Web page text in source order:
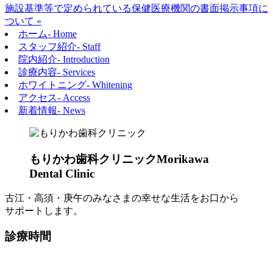
施設基準等で定められている保健医療機関の書面掲示事項に
ついて »
ホーム- Home
スタッフ紹介- Staff
院内紹介- Introduction
診療内容- Services
ホワイトニング- Whitening
アクセス- Access
新着情報- News
もりかわ歯科クリニックMorikawa
Dental Clinic
古江・高須・庚午のみなさまの幸せな生活をお口から
サポートします。
診療時間